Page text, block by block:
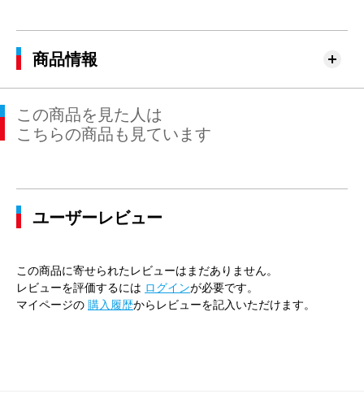
商品情報
この商品を見た人は
こちらの商品も見ています
ユーザーレビュー
この商品に寄せられたレビューはまだありません。
レビューを評価するには ログインが必要です。
マイページの 購入履歴からレビューを記入いただけます。